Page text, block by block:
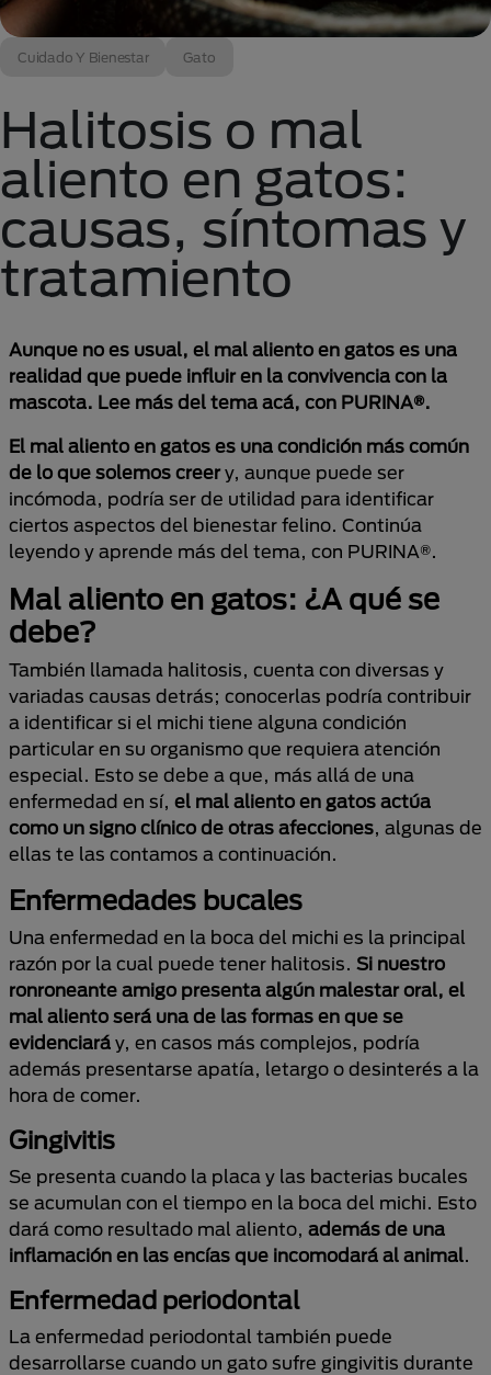
Cuidado Y Bienestar Gato
Halitosis o mal
aliento en gatos:
causas, síntomas y
tratamiento
Aunque no es usual, el mal aliento en gatos es una
realidad que puede influir en la convivencia con la
mascota. Lee más del tema acá, con PURINA®.
El mal aliento en gatos es una condición más común
de lo que solemos creery, aunque puede ser
incómoda, podría ser de utilidad para identificar
ciertos aspectos del bienestar felino. Continúa
leyendo y aprende más del tema, con PURINA®.
Mal aliento en gatos: ¿A qué se
debe?
También llamada halitosis, cuenta con diversas y
variadas causas detrás; conocerlas podría contribuir
a identificar si el michi tiene alguna condición
particular en su organismo que requiera atención
especial. Esto se debe a que, más allá de una
enfermedad en sí, el mal aliento en gatos actúa
como un signo clínico de otras afecciones, algunas de
ellas te las contamos a continuación.
Enfermedades bucales
Una enfermedad en la boca del michi es la principal
razón por la cual puede tener halitosis. Si nuestro
ronroneante amigo presenta algún malestar oral, el
mal aliento será una de las formas en que se
evidenciará y, en casos más complejos, podría
además presentarse apatía, letargo o desinterés a la
hora de comer.
Gingivitis
Se presenta cuando la placa y las bacterias bucales
se acumulan con el tiempo en la boca del michi. Esto
dará como resultado mal aliento, además de una
inflamación en las encías que incomodará al animal.
Enfermedad periodontal
La enfermedad periodontal también puede
desarrollarse cuando un gato sufre gingivitis durante